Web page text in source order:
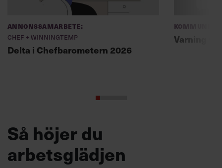
Annonssamarbete:
Chef + Winningtemp
Delta i Chefbarometern 2026
Varning
Så höjer du
arbetsglädjen